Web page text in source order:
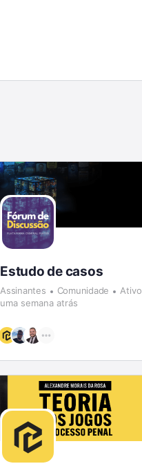
Estudo de casos
Assinantes Comunidade
Ativo
uma semana atrás